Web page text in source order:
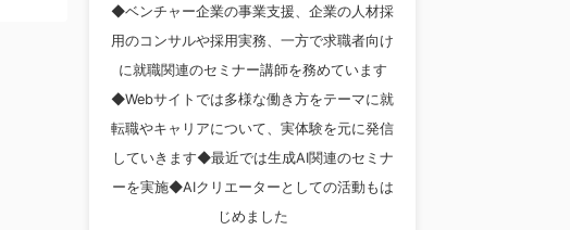
◆ベンチャー企業の事業支援、企業の人材採
用のコンサルや採用実務、一方で求職者向け
に就職関連のセミナー講師を務めています
◆Webサイトでは多様な働き方をテーマに就
転職やキャリアについて、実体験を元に発信
していきます◆最近では生成AI関連のセミナ
ーを実施◆AIクリエーターとしての活動もは
じめました